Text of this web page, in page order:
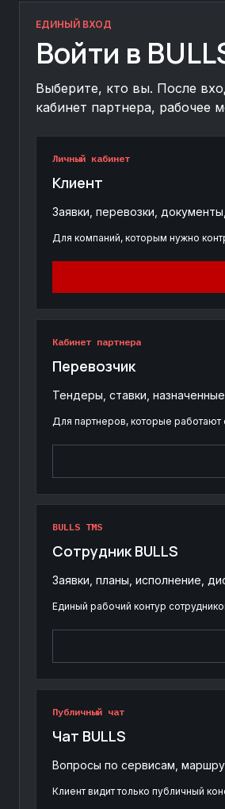
ЕДИНЫЙ ВХОД
Войти в
Выберите, кто вы. После
кабинет партнера, рабочее
Личный кабинет
Клиент
Заявки, перевозки,
Для компаний, которым нужно
Кабинет партнера
Перевозчик
Тендеры, ставки,
Для партнеров, которые работают
BULLS TMS
Сотрудник BULLS
Заявки, планы, исполнение,
Единый рабочий контур
Публичный чат
Чат BULLS
Вопросы по сервисам,
Клиент видит только публичный